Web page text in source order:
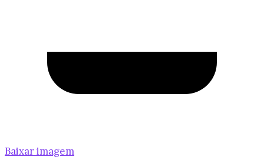
Baixar imagem